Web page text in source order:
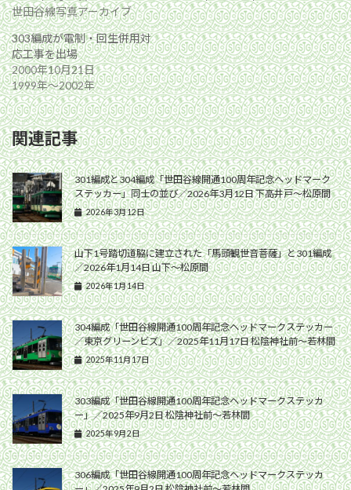
世田谷線写真アーカイブ
303編成が電制・回生併用対
応工事を出場
2000年10月21日
1999年〜2002年
関連記事
301編成と304編成「世田谷線開通100周年記念ヘッドマーク
ステッカー」同士の並び／2026年3月12日 下高井戸〜松原間
2026年3月12日
山下1号踏切道脇に建立された「馬頭観世音菩薩」と301編成
／2026年1月14日 山下〜松原間
2026年1月14日
304編成「世田谷線開通100周年記念ヘッドマークステッカー
／東京グリーンビズ」／2025年11月17日 松陰神社前〜若林間
2025年11月17日
303編成「世田谷線開通100周年記念ヘッドマークステッカ
ー」／2025年9月2日 松陰神社前〜若林間
2025年9月2日
306編成「世田谷線開通100周年記念ヘッドマークステッカ